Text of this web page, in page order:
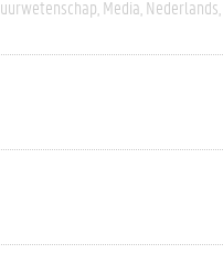
Media Nederlands